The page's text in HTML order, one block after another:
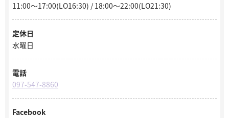
11:00〜17:00(LO16:30) / 18:00～22:00(LO21:30)
定休日
水曜日
電話
097-547-8860
Facebook